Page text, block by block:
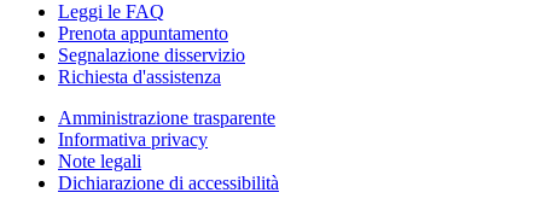
Leggi le FAQ
Prenota appuntamento
Segnalazione disservizio
Richiesta d'assistenza
Amministrazione trasparente
Informativa privacy
Note legali
Dichiarazione di accessibilità